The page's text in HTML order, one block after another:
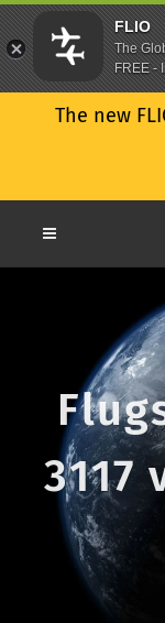
The new
3117
FLIO
The
FREE -